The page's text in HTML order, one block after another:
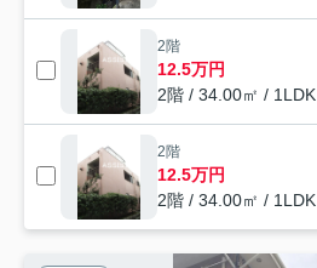
2階
12.5万円
2階 / 34.00㎡ / 1LDK
2階
12.5万円
2階 / 34.00㎡ / 1LDK